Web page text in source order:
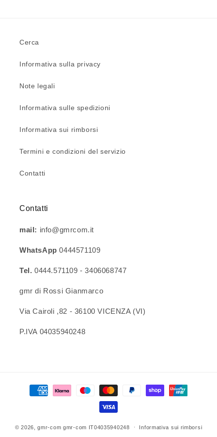
Cerca
Informativa sulla privacy
Note legali
Informativa sulle spedizioni
Informativa sui rimborsi
Termini e condizioni del servizio
Contatti
Contatti
mail: info@gmrcom.it
WhatsApp0444571109
Tel. 0444.571109 - 3406068747
gmr di Rossi Gianmarco
Via Cairoli ,82 - 36100 VICENZA (VI)
P.IVA 04035940248
Metodi
© 2026,gmr-com gmr-com IT04035940248 Informativa sui rimborsi